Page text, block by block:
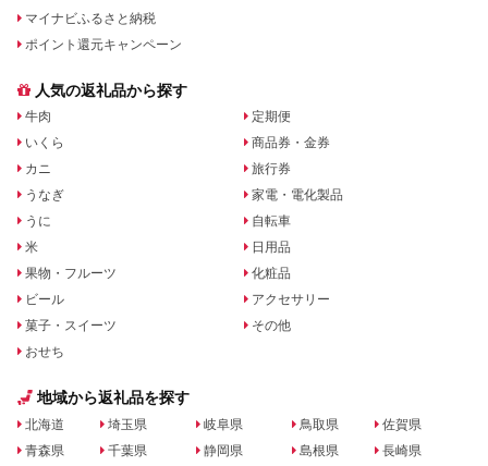
マイナビふるさと納税
ポイント還元キャンペーン
人気の返礼品から探す
牛肉
いくら
カニ
うなぎ
うに
米
果物・フルーツ
ビール
菓子・スイーツ
おせち
定期便
商品券・金券
旅行券
家電・電化製品
自転車
日用品
化粧品
アクセサリー
その他
地域から返礼品を探す
北海道
青森県
埼玉県
千葉県
岐阜県
静岡県
鳥取県
島根県
佐賀県
長崎県